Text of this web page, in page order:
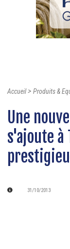
Accueil> Produits &
Une
s'ajoute
31/10/2013